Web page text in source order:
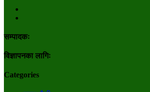
सम्पादकः
विज्ञापनका लागिः
Categories